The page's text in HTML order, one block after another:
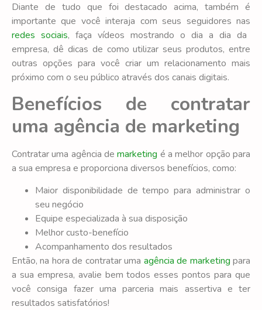
Diante de tudo que foi destacado acima, também é
importante que você interaja com seus seguidores nas
redes sociais, faça vídeos mostrando o dia a dia da
empresa, dê dicas de como utilizar seus produtos, entre
outras opções para você criar um relacionamento mais
próximo com o seu público através dos canais digitais.
Benefícios de contratar
uma agência de marketing
Contratar uma agência de marketing é a melhor opção para
a sua empresa e proporciona diversos benefícios, como:
Maior disponibilidade de tempo para administrar o
seu negócio
Equipe especializada à sua disposição
Melhor custo-benefício
Acompanhamento dos resultados
Então, na hora de contratar uma agência de marketing para
a sua empresa, avalie bem todos esses pontos para que
você consiga fazer uma parceria mais assertiva e ter
resultados satisfatórios!